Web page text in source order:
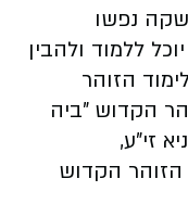
נפשו
ללמוד ולהבין
הזוהר
הקדוש "ביה
זי"ע,
הקדוש